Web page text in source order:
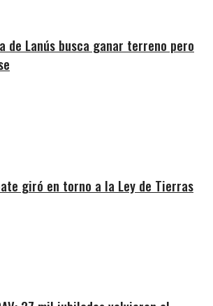
de Lanús busca ganar terreno pero
giró en torno a la Ley de Tierras